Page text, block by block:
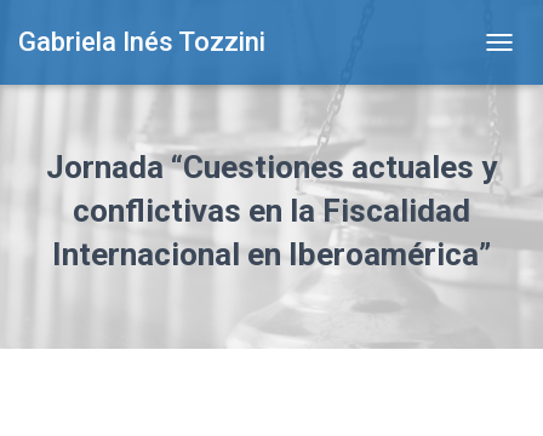
Gabriela Inés Tozzini
O
E
Jornada “Cuestiones actuales y
conflictivas en la Fiscalidad
Internacional en Iberoamérica”